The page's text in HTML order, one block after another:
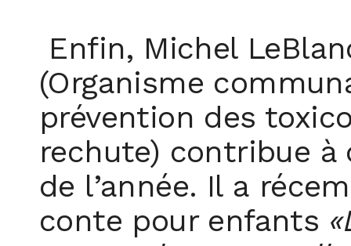
Enfin, Michel
(Organisme
prévention des
rechute) contribue
de l’année. Il a
conte pour enfants